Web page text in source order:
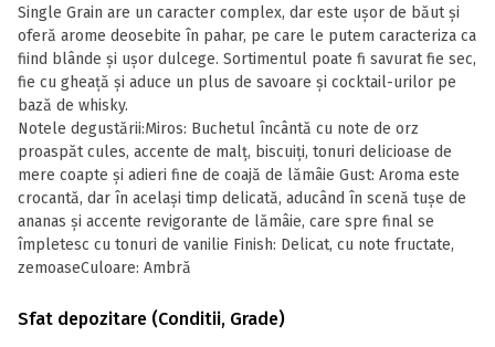
Single Grain are un caracter complex, dar este ușor de băut şi
oferă arome deosebite în pahar, pe care le putem caracteriza ca
fiind blânde şi uşor dulcege. Sortimentul poate fi savurat fie sec,
fie cu gheață şi aduce un plus de savoare și cocktail-urilor pe
bază de whisky.
Notele degustării:Miros: Buchetul încântă cu note de orz
proaspăt cules, accente de malț, biscuiți, tonuri delicioase de
mere coapte și adieri fine de coajă de lămâie Gust: Aroma este
crocantă, dar în același timp delicată, aducând în scenă tușe de
ananas și accente revigorante de lămâie, care spre final se
împletesc cu tonuri de vanilie Finish: Delicat, cu note fructate,
zemoaseCuloare: Ambră
Sfat depozitare (Conditii, Grade)